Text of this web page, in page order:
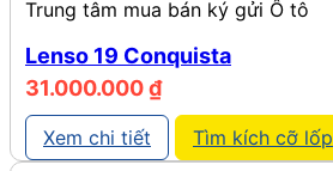
Trung tâm mua bán ký gửi Ô tô
Lenso 19 Conquista
31.000.000₫
Xem chi tiết Tìm kích cỡ lốp